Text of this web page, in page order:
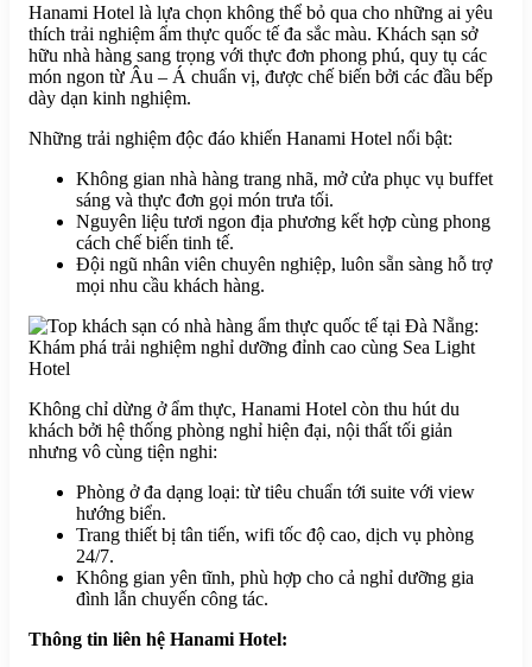
Hanami Hotel là lựa chọn không thể bỏ qua cho những ai yêu
thích trải nghiệm ẩm thực quốc tế đa sắc màu. Khách sạn sở
hữu nhà hàng sang trọng với thực đơn phong phú, quy tụ các
món ngon từ Âu – Á chuẩn vị, được chế biến bởi các đầu bếp
dày dạn kinh nghiệm.
Những trải nghiệm độc đáo khiến Hanami Hotel nổi bật:
Không gian nhà hàng trang nhã, mở cửa phục vụ buffet
sáng và thực đơn gọi món trưa tối.
Nguyên liệu tươi ngon địa phương kết hợp cùng phong
cách chế biến tinh tế.
Đội ngũ nhân viên chuyên nghiệp, luôn sẵn sàng hỗ trợ
mọi nhu cầu khách hàng.
Không chỉ dừng ở ẩm thực, Hanami Hotel còn thu hút du
khách bởi hệ thống phòng nghỉ hiện đại, nội thất tối giản
nhưng vô cùng tiện nghi:
Phòng ở đa dạng loại: từ tiêu chuẩn tới suite với view
hướng biển.
Trang thiết bị tân tiến, wifi tốc độ cao, dịch vụ phòng
24/7.
Không gian yên tĩnh, phù hợp cho cả nghỉ dưỡng gia
đình lẫn chuyến công tác.
Thông tin liên hệ Hanami Hotel: